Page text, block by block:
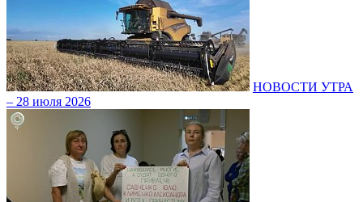
НОВОСТИ УТРА
– 28 июля 2026